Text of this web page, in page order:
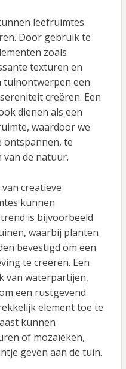
leefruimtes
Door gebruik te
zoals
texturen en
een
creëren. Een
dienen als een
waardoor we
ontspannen, te
de natuur.
creatieve
kunnen
is bijvoorbeeld
waarbij planten
bevestigd om een
te creëren. Een
van waterpartijen,
een rustgevend
element toe te
kunnen
of mozaïeken,
geven aan de tuin.